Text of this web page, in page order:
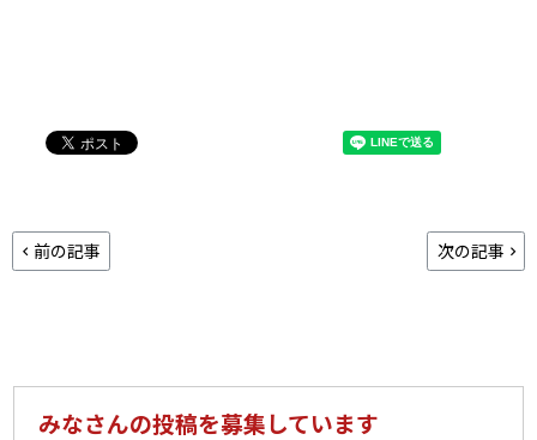
前の記事 次の記事
みなさんの投稿を募集しています